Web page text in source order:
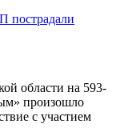
пострадали
области на 593-
произошло
с участием